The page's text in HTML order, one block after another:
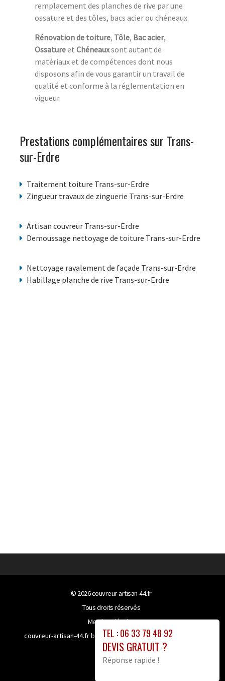
remplacement des planches de rive par une
ossature et des tôles, bacs acier ou chéneaux.
Rénovation de toiture, Tôle, Bac acier,
Ossatureet Chéneauxsont autant de
matériaux et de compétences dont nous
disposons afin de vous garantir un travail de
qualité et conforme à la réglementation en
vigueur.
Prestations complémentaires sur Trans-
sur-Erdre
Traitement toiture Trans-sur-Erdre
Zingueur travaux de zinguerie Trans-sur-Erdre
Artisan couvreur Trans-sur-Erdre
Demoussage nettoyage de toiture Trans-sur-Erdre
Nettoyage ravalement de façade Trans-sur-Erdre
Habillage planche de rive Trans-sur-Erdre
TEL : 06 33 79 48 92
DEVIS GRATUIT ?
Réponse rapide !
© 2026couvreur-artisan-44.fr
Tous droits réservés
Mentions légales
couvreur-artisan-44.fr bénéficie de la technologie
site proxy